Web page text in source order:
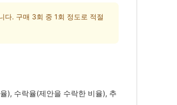
다. 구매 3회 중 1회 정도로 적절
), 수락율(제안을 수락한 비율), 추